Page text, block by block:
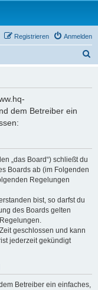
Anmelden
Registrieren
dem Betreiber ein
„das Board“) schließt du
Boards ab (im Folgenden
Regelungen
bist, so darfst du
des Boards gelten
geschlossen und kann
jederzeit gekündigt
Betreiber ein einfaches,